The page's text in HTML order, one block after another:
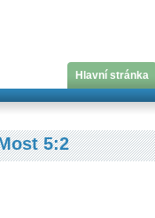
Hlavní stránka
5:2